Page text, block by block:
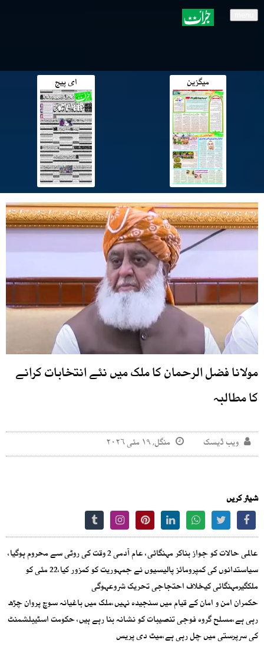
میگزین ای پیج
مولانا فضل الرحمان کا ملک میں نئے انتخابات کرانے
کا مطالبہ
ویب ڈیسک منگل, ۱۹ مئی ۲۰۲۶
شیئر کریں
عالمی حالات کو جواز بناکر مہنگائی، عام آدمی 2 وقت کی روٹی سے محروم ہوگیا،
سیاستدانوں کی کمپرومائز پالیسیوں نے جمہوریت کو کمزور کیا،22 مئی کو
ملکگیرمہنگائی کیخلاف احتجاجی تحریک شروعہوگی
حکمران امن و امان کے قیام میں سنجیدہ نہیں،ملک میں باغیانہ سوچ پروان چڑھ
رہی ہے،مسلح گروہ فوجی تنصیبات کو نشانہ بنا رہے ہیں، حکومت اسٹیبلشمنٹ
کی سرپرستی میں چل رہی ہے،میٹ دی پریس